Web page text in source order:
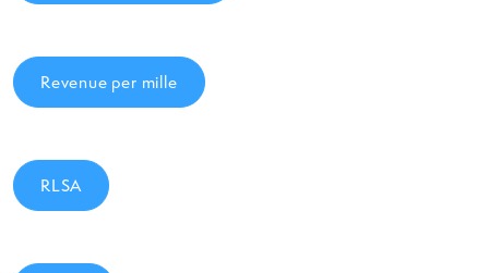
Revenue per mille
RLSA